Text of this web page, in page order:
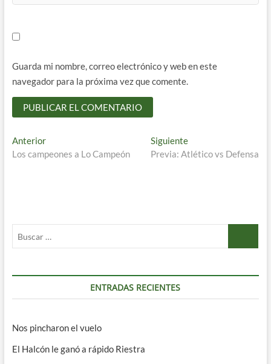
Guarda mi nombre, correo electrónico y web en este
navegador para la próxima vez que comente.
Navegación
de
AnteriorEntrada
anterior:
Los campeones a Lo Campeón
SiguienteEntrada
siguiente:
Previa: Atlético vs Defensa
ENTRADAS RECIENTES
Nos pincharon el vuelo
El Halcón le ganó a rápido Riestra